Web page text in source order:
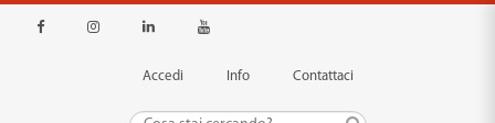
Accedi Info Contattaci